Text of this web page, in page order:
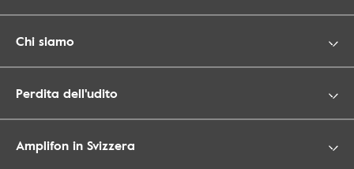
Chi siamo
Perdita dell'udito
Amplifon in Svizzera